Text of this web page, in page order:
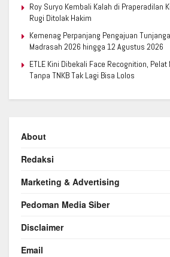
Roy Suryo Kembali Kalah di Praperadilan
Rugi Ditolak Hakim
Kemenag Perpanjang Pengajuan
Madrasah 2026 hingga 12 Agustus 2026
ETLE Kini Dibekali Face Recognition,
Tanpa TNKB Tak Lagi Bisa Lolos
About
Redaksi
Marketing & Advertising
Pedoman Media Siber
Disclaimer
Email